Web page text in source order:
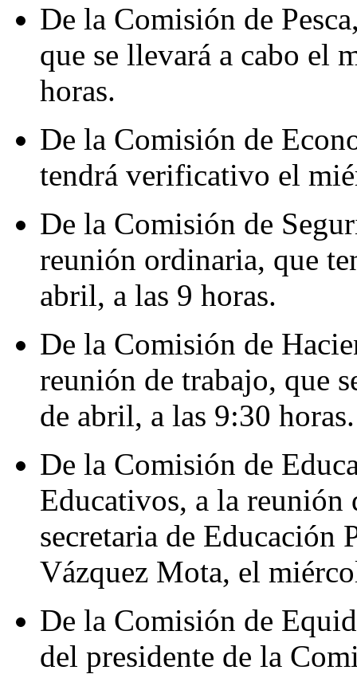
De la Comisión de
que se llevará a cabo el
horas.
De la Comisión de
tendrá verificativo el
De la Comisión de
reunión ordinaria, que
abril, a las 9 horas.
De la Comisión de
reunión de trabajo, que
de abril, a las 9:30 horas.
De la Comisión de
Educativos, a la reunión
secretaria de Educación
Vázquez Mota, el
De la Comisión de
del presidente de la